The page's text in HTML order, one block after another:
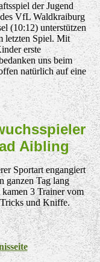
der Jugend
VfL Waldkraiburg
(10:12) unterstützen
letzten Spiel. Mit
erste
uns beim
natürlich auf eine
Aibling
Sportart engangiert
ganzen Tag lang
3 Trainer vom
und Kniffe.